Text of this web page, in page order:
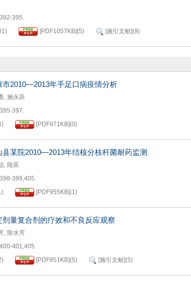
395.
) [PDF 1057KB](5) [施引文献](9)
市2010—2013年手足口病疫情分析
, 施永跃
397.
) [PDF 971KB](0)
县某院2010—2013年结核分枝杆菌耐药监测
, 陆英
399,405.
) [PDF 955KB](1)
剂量复合剂的疗效和不良反应观察
, 陈水芳
401,405.
) [PDF 951KB](5) [施引文献](5)